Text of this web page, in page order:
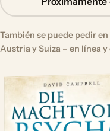
También se puede pedir
Austria y Suiza – en línea